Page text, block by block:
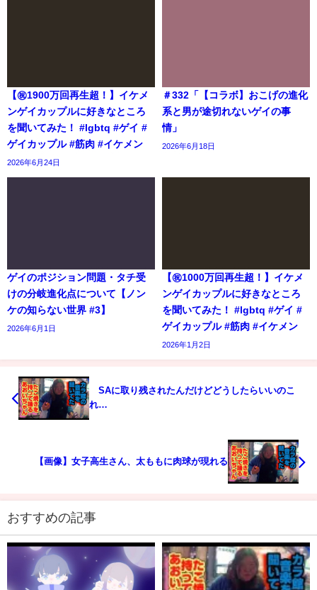
【㊗️1900万回再生超！】イケメ
ンゲイカップルに好きなところ
を聞いてみた！ #lgbtq #ゲイ #
ゲイカップル #筋肉 #イケメン
2026年6月24日
＃332「【コラボ】おこげの進化
系と男が途切れないゲイの事
情」
2026年6月18日
ゲイのポジション問題・タチ受
けの分岐進化点について【ノン
ケの知らない世界 #3】
2026年6月1日
【㊗️1000万回再生超！】イケメ
ンゲイカップルに好きなところ
を聞いてみた！ #lgbtq #ゲイ #
ゲイカップル #筋肉 #イケメン
2026年1月2日
SAに取り残されたんだけどどうしたらいいのこ
れ…
【画像】女子高生さん、太ももに肉球が現れる
おすすめの記事